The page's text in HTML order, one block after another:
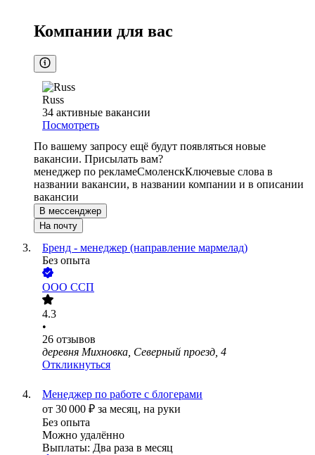
Компании для вас
Russ
34 активные вакансии
Посмотреть
По вашему запросу ещё будут появляться новые
вакансии. Присылать вам?
менеджер по рекламеСмоленскКлючевые слова в
названии вакансии, в названии компании и в описании
вакансии
В мессенджер
На почту
Бренд - менеджер (направление мармелад)
Без опыта
ООО ССП
4.3
•
26 отзывов
деревня Михновка, Северный проезд, 4
Откликнуться
Менеджер по работе с блогерами
от 30 000 ₽ за месяц, на руки
Без опыта
Можно удалённо
Выплаты: Два раза в месяц